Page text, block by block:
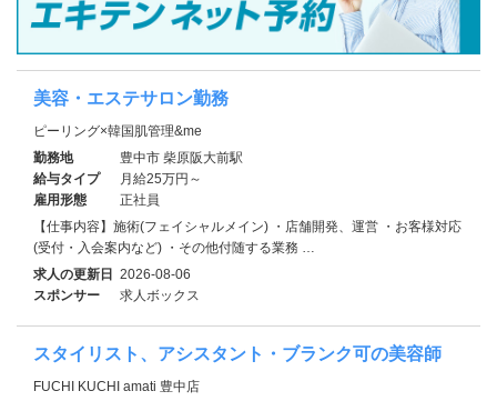
美容・エステサロン勤務
ピーリング×韓国肌管理&me
勤務地
豊中市 柴原阪大前駅
給与タイプ
月給25万円～
雇用形態
正社員
【仕事内容】施術(フェイシャルメイン) ・店舗開発、運営 ・お客様対応
(受付・入会案内など) ・その他付随する業務 …
求人の更新日 2026-08-06
スポンサー
求人ボックス
スタイリスト、アシスタント・ブランク可の美容師
FUCHI KUCHI amati 豊中店